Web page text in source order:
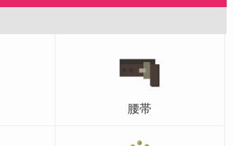
腰帯